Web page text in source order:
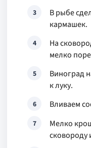
3
В рыбе
кармашек.
4
На
мелко
5
Виноград
к луку.
6 Вливаем
7
Мелко
сковороду